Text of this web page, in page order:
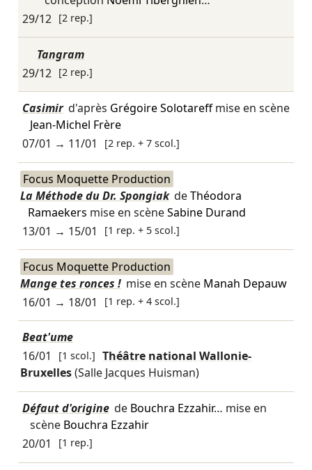
29/12 [2 rep.]
Tangram
29/12 [2 rep.]
Casimir d'après Grégoire Solotareffmise en scène
Jean-Michel Frère
07/01 → 11/01 [2 rep. + 7 scol.]
Focus Moquette Production
La Méthode du Dr. Spongiak deThéodora
Ramaekers mise en scèneSabine Durand
13/01 → 15/01 [1 rep. + 5 scol.]
Focus Moquette Production
Mange tes ronces ! mise en scène Manah Depauw
16/01 → 18/01 [1 rep. + 4 scol.]
Beat'ume
16/01
[1 scol.] Théâtre national Wallonie-
Bruxelles(Salle Jacques Huisman)
Défaut d'origine de Bouchra Ezzahir… mise en
scène Bouchra Ezzahir
20/01
[1 rep.]